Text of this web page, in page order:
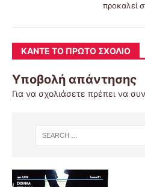
προκαλεί
ΚΆΝΤΕ ΤΟ ΠΡΏΤΟ ΣΧΌΛΙΟ
Υποβολή απάντησης
Για να σχολιάσετε πρέπει να